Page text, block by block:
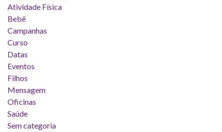
Atividade Física
Bebê
Campanhas
Curso
Datas
Eventos
Filhos
Mensagem
Oficinas
Saúde
Sem categoria